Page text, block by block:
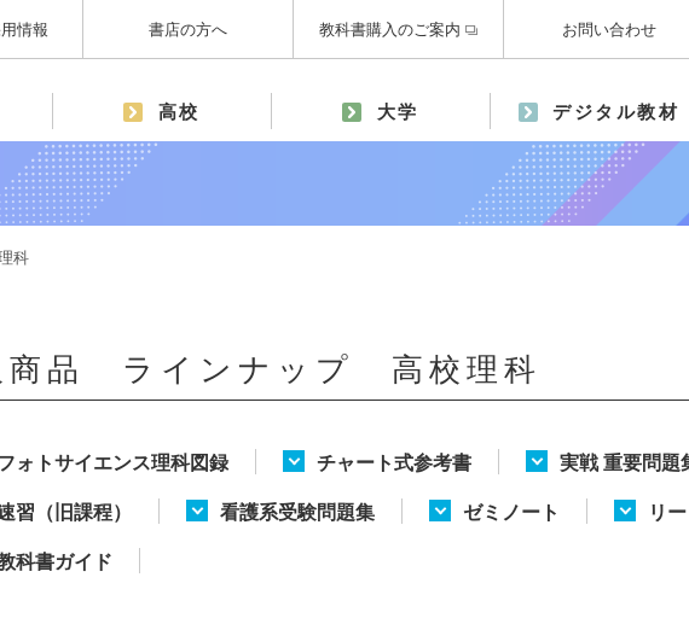
情報 書店の方へ 教科書購入のご案内 お問い合わせ
高校 大学 デジタル教材
科
商品 ラインナップ 高校理科
ォトサイエンス理科図録 チャート式参考書 実戦 重要問題
習（旧課程）
看護系受験問題集 ゼミノート
リ
科書ガイド